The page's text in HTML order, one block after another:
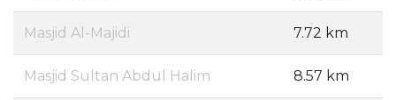
Masjid Al-Majidi 7.72 km
Masjid Sultan Abdul Halim 8.57 km